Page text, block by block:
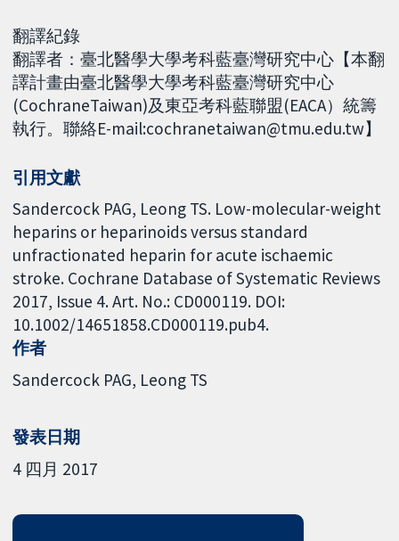
翻譯紀錄
翻譯者：臺北醫學大學考科藍臺灣研究中心【本翻
譯計畫由臺北醫學大學考科藍臺灣研究中心
(CochraneTaiwan)及東亞考科藍聯盟(EACA）統籌
執行。聯絡E-mail:cochranetaiwan@tmu.edu.tw】
引用文獻
Sandercock PAG, Leong TS. Low-molecular-weight
heparins or heparinoids versus standard
unfractionated heparin for acute ischaemic
stroke. Cochrane Database of Systematic Reviews
2017, Issue 4. Art. No.: CD000119. DOI:
10.1002/14651858.CD000119.pub4.
作者
Sandercock PAG Leong TS
發表日期
4 四月 2017